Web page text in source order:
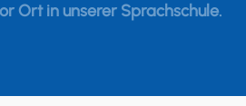
Ort in unserer Sprachschule.